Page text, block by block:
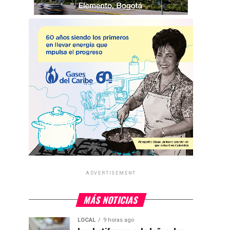
ADVERTISEMENT
MÁS NOTICIAS
LOCAL 9 horas ago